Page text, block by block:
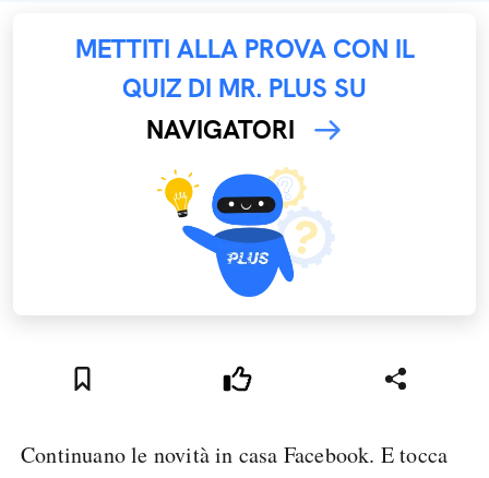
METTITI ALLA PROVA CON IL
QUIZ DI MR. PLUS SU
NAVIGATORI
Continuano le novità in casa Facebook. E tocca